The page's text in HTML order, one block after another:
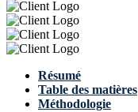
Résumé
Table des matières
Méthodologie